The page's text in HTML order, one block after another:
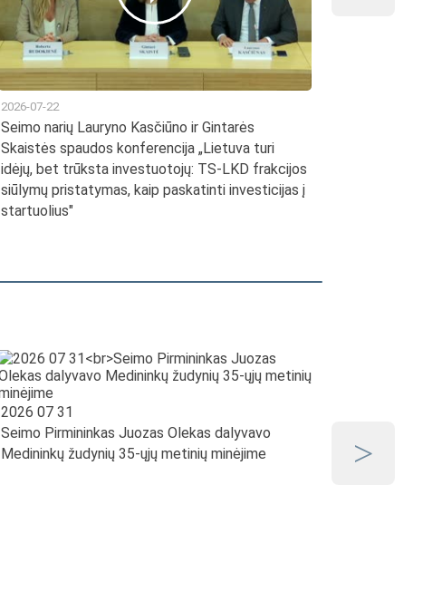
2026-07-22
Seimo narių Lauryno Kasčiūno ir Gintarės
Skaistės spaudos konferencija „Lietuva turi
idėjų, bet trūksta investuotojų: TS-LKD frakcijos
siūlymų pristatymas, kaip paskatinti investicijas į
startuolius"
2026 07 31
Seimo Pirmininkas Juozas Olekas dalyvavo
Medininkų žudynių 35-ųjų metinių minėjime